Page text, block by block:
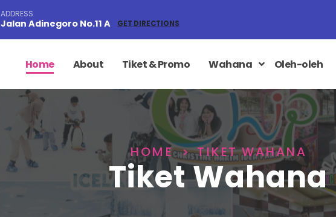
ADDRESS
Jalan Adinegoro No.11 A GET DIRECTIONS
Home About Tiket & Promo Wahana Oleh-oleh
HOME TIKET WAHANA
Tiket Wahana